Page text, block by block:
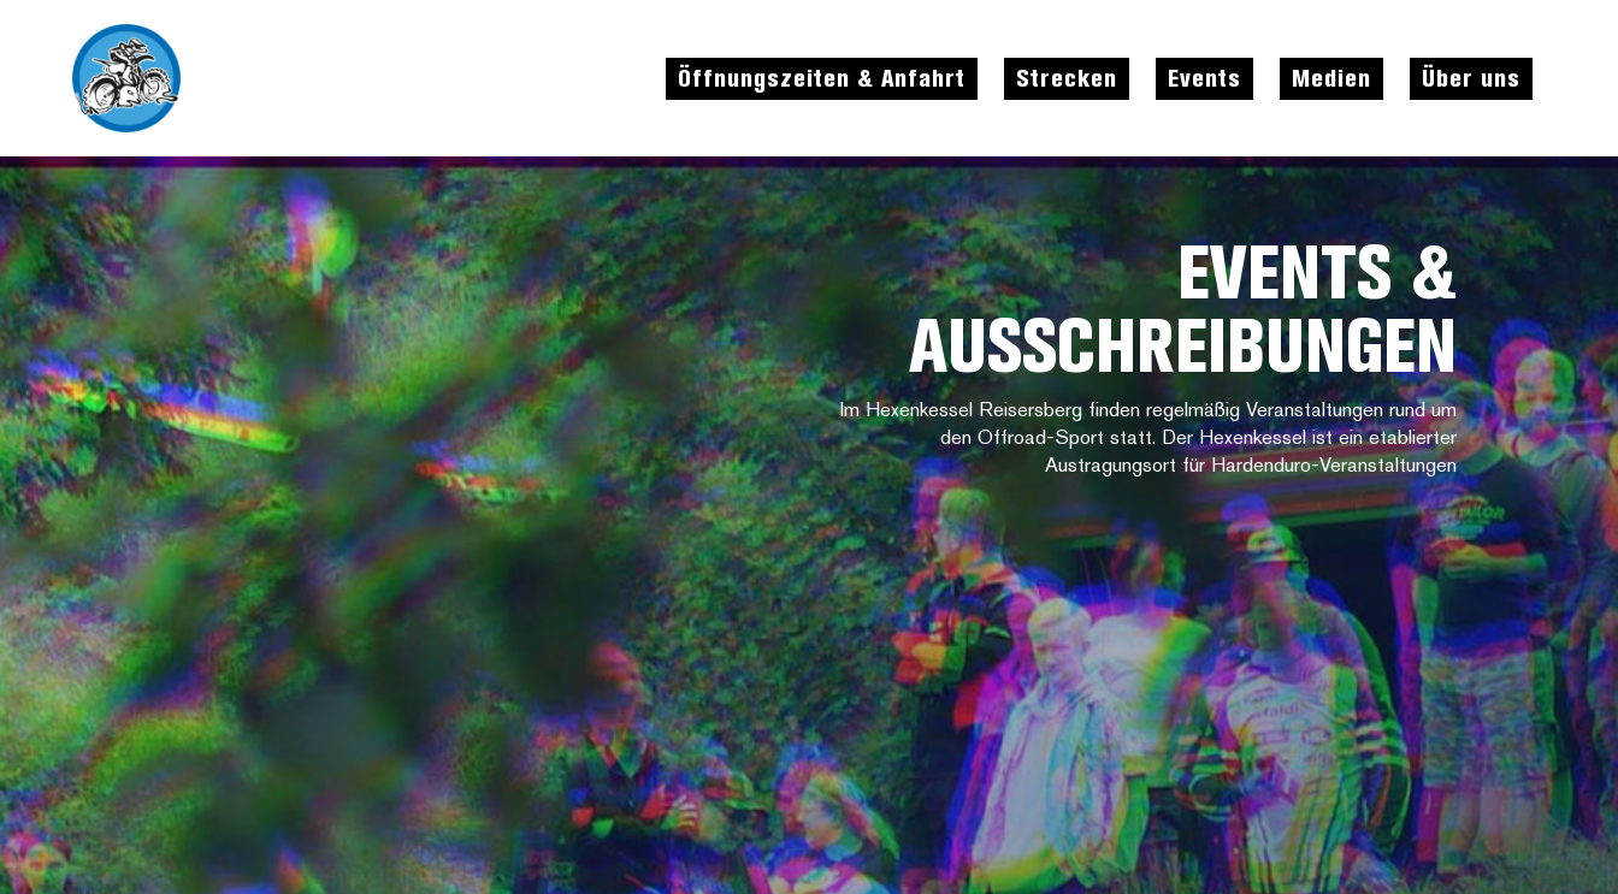
Öffnungszeiten & Anfahrt Strecken Events Medien Über uns
EVENTS &
AUSSCHREIBUNGEN
Im Hexenkessel Reisersberg finden regelmäßig Veranstaltungen rund um
den Offroad-Sport statt. Der Hexenkessel ist ein etablierter
Austragungsort für Hardenduro-Veranstaltungen